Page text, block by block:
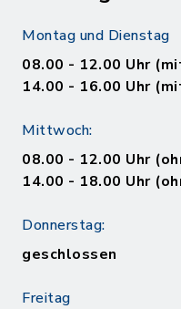
Montag und Dienstag
08.00 - 12.00 Uhr
14.00 - 16.00 Uhr
Mittwoch:
08.00 - 12.00 Uhr
14.00 - 18.00 Uhr
Donnerstag:
geschlossen
Freitag